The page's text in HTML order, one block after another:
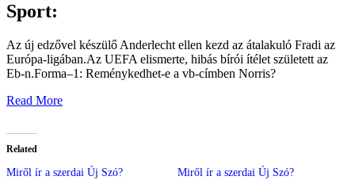
Sport:
Az új edzővel készülő Anderlecht ellen kezd az átalakuló Fradi az
Európa-ligában.Az UEFA elismerte, hibás bírói ítélet született az
Eb-n.Forma–1: Reménykedhet-e a vb-címben Norris?
Read More
Related
Miről ír a szerdai Új Szó?
Miről ír a szerdai Új Szó?